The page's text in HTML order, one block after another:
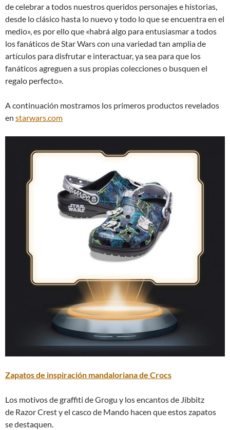
de celebrar a todos nuestros queridos personajes e historias,
desde lo clásico hasta lo nuevo y todo lo que se encuentra en el
medio», es por ello que «habrá algo para entusiasmar a todos
los fanáticos de Star Wars con una variedad tan amplia de
artículos para disfrutar e interactuar, ya sea para que los
fanáticos agreguen a sus propias colecciones o busquen el
regalo perfecto».
A continuación mostramos los primeros productos revelados
en starwars.com
Zapatos de inspiración mandaloriana de Crocs
Los motivos de graffiti de Grogu y los encantos de Jibbitz
de Razor Crest y el casco de Mando hacen que estos zapatos
se destaquen.